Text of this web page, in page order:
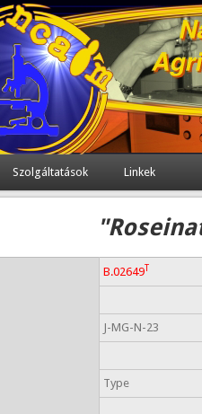
Szolgáltatások Linkek
B.02649T
J-MG-N-23
Type